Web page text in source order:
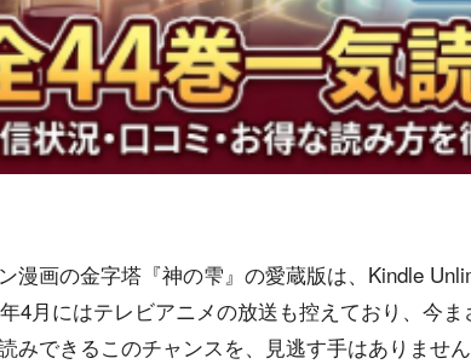
漫画の金字塔『神の雫』の愛蔵版は、Kindle
4月にはテレビアニメの放送も控えており、今
みできるこのチャンスを、見逃す手はありません